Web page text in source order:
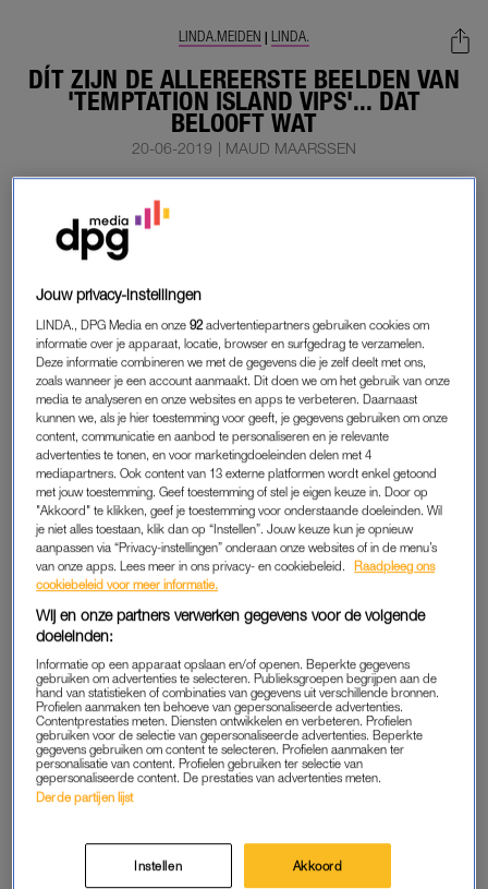
DÍT ZIJN DE ALLEREERSTE BEELDEN VAN
'TEMPTATION ISLAND VIPS'... DAT
BELOOFT WAT
LINDA.MEIDEN | LINDA.
20-06-2019 | MAUD MAARSSEN
Na het tamme – en daardoor ietwat saaie – seizoen van
‘Temptation Island’ kunnen fans niet wachten op wat
gloeiend hete televisie. Nou, check dan deze eerste
Onbeslapen bedden, goed gevulde glazen en gebroken
harten. Dit belooft wat.
KOPPELS VAN TEMPTATION ISLAND
VIPS
Eerder werd al bekend welke vrijgezellener dit jaar gaan
proberen de hoofden vande vier koppelsop hol te brengen.
De zender trommelde maar liefst 27 singles op: veertien
mannen, dertien vrouwen.
HITSIG EN EMOTIONEEL
De beelden beloven spanning en sensatie: blauwe plekken,
shots, hitsige blikken en uitgelopen mascara. Gemaakte
trouwplannen worden gecanceld en eigenwaarde is soms ver
te zoeken… Vanaf 27 juni is de serie te zien op Videoland.
Lees ook
Hoe het kostuum van ‘The Handmaid’s Tale’ een symbool
Jouw privacy-instellingen
LINDA., DPG Media en onze92 advertentiepartners gebruiken cookies om
informatie over je apparaat, locatie, browser en surfgedrag te verzamelen.
Deze informatie combineren we met de gegevens die je zelf deelt met ons,
zoals wanneer je een account aanmaakt. Dit doen we om het gebruik van onze
media te analyseren en onze websites en apps te verbeteren. Daarnaast
kunnen we, als je hier toestemming voor geeft, je gegevens gebruiken om onze
content, communicatie en aanbod te personaliseren en je relevante
advertenties te tonen, en voor marketingdoeleinden delen met 4
mediapartners. Ook content van 13 externe platformen wordt enkel getoond
met jouw toestemming. Geef toestemming of stel je eigen keuze in. Door op
"Akkoord" te klikken, geef je toestemming voor onderstaande doeleinden. Wil
je niet alles toestaan, klik dan op “Instellen”. Jouw keuze kun je opnieuw
aanpassen via “Privacy-instellingen” onderaan onze websites of in de menu’s
van onze apps. Lees meer in ons privacy- en cookiebeleid.
Raadpleeg ons
cookiebeleid voor meer informatie.
Wij en onze partners verwerken gegevens voor de volgende
doeleinden:
Informatie op een apparaat opslaan en/of openen. Beperkte gegevens
gebruiken om advertenties te selecteren. Publieksgroepen begrijpen aan de
hand van statistieken of combinaties van gegevens uit verschillende bronnen.
Profielen aanmaken ten behoeve van gepersonaliseerde advertenties.
Contentprestaties meten. Diensten ontwikkelen en verbeteren. Profielen
gebruiken voor de selectie van gepersonaliseerde advertenties. Beperkte
gegevens gebruiken om content te selecteren. Profielen aanmaken ter
personalisatie van content. Profielen gebruiken ter selectie van
gepersonaliseerde content. De prestaties van advertenties meten.
Derde partijen lijst
Instellen Akkoord